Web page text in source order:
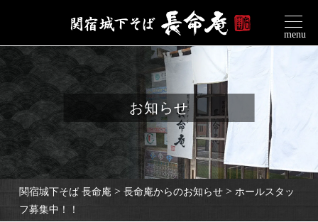
menu
お知らせ
関宿城下そば 長命庵 >長命庵からのお知らせ > ホールスタッ
フ募集中！！